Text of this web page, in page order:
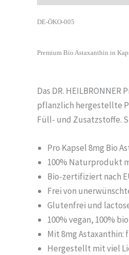
DE-ÖKO-005
Premium Bio Astaxanthin in
Das DR.
pflanzlich hergestellte
Füll- und Zusatzstoffe.
Pro Kapsel 8mg Bio
100% Naturprodukt
Bio-zertifiziert nach
Frei von
Glutenfrei und
100% vegan, 100%
Mit 8mg
Hergestellt mit viel